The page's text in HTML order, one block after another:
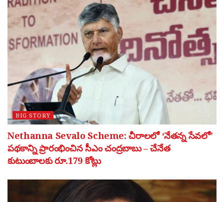
BIG STORY
Nethanna Sevalo Scheme: చీరాలలో ‘నేతన్న సేవలో’
పథకాన్ని ప్రారంభించిన సీఎం చంద్రబాబు – చేనేత
కుటుంబాలకు రూ.179 కోట్లు